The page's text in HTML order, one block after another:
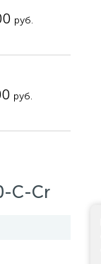
руб.
руб.
C-Cr